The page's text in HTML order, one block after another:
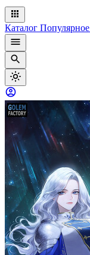
Каталог Популярное